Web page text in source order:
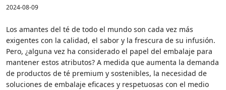
2024-08-09
Los amantes del té de todo el mundo son cada vez más
exigentes con la calidad, el sabor y la frescura de su infusión.
Pero, ¿alguna vez ha considerado el papel del embalaje para
mantener estos atributos? A medida que aumenta la demanda
de productos de té premium y sostenibles, la necesidad de
soluciones de embalaje eficaces y respetuosas con el medio